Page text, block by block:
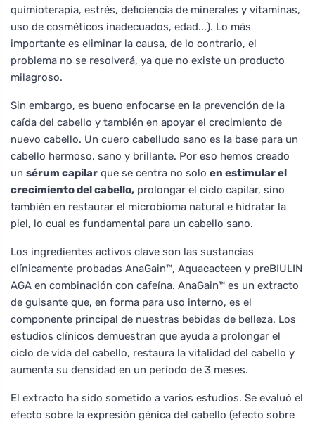
quimioterapia, estrés, deficiencia de minerales y vitaminas,
uso de cosméticos inadecuados, edad...). Lo más
importante es eliminar la causa, de lo contrario, el
problema no se resolverá, ya que no existe un producto
milagroso.
Sin embargo, es bueno enfocarse en la prevención de la
caída del cabello y también en apoyar el crecimiento de
nuevo cabello. Un cuero cabelludo sano es la base para un
cabello hermoso, sano y brillante. Por eso hemos creado
un sérum capilar que se centra no solo en estimular el
crecimiento del cabello, prolongar el ciclo capilar, sino
también en restaurar el microbioma natural e hidratar la
piel, lo cual es fundamental para un cabello sano.
Los ingredientes activos clave son las sustancias
clínicamente probadas AnaGain™, Aquacacteen y preBIULIN
AGA en combinación con cafeína. AnaGain™ es un extracto
de guisante que, en forma para uso interno, es el
componente principal de nuestras bebidas de belleza. Los
estudios clínicos demuestran que ayuda a prolongar el
ciclo de vida del cabello, restaura la vitalidad del cabello y
aumenta su densidad en un período de 3 meses.
El extracto ha sido sometido a varios estudios. Se evaluó el
efecto sobre la expresión génica del cabello (efecto sobre